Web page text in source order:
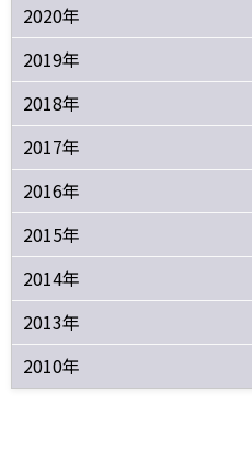
2020年
2019年
2018年
2017年
2016年
2015年
2014年
2013年
2010年